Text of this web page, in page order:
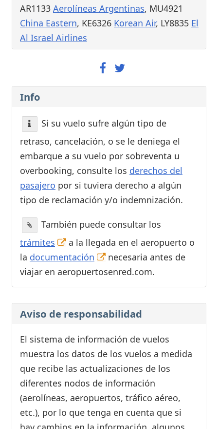
AR1133 Aerolíneas Argentinas, MU4921
China Eastern, KE6326 Korean Air, LY8835 El
Al Israel Airlines
Info
Si su vuelo sufre algún tipo de
retraso, cancelación, o se le deniega el
embarque a su vuelo por sobreventa u
overbooking, consulte los derechos del
pasajero por si tuviera derecho a algún
tipo de reclamación y/o indemnización.
También puede consultar los
trámites
a la llegada en el aeropuerto o
la documentación
necesaria antes de
viajar en aeropuertosenred.com.
Aviso de responsabilidad
El sistema de información de vuelos
muestra los datos de los vuelos a medida
que recibe las actualizaciones de los
diferentes nodos de información
(aerolíneas, aeropuertos, tráfico aéreo,
etc.), por lo que tenga en cuenta que si